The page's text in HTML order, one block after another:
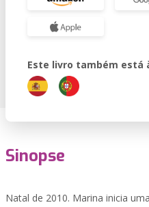
Este livro também está
Sinopse
Natal de 2010. Marina inicia